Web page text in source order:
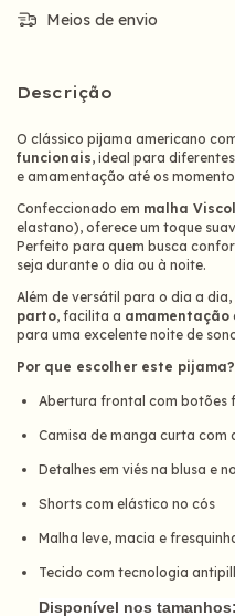
Meios de envio
Descrição
O clássico pijama americano
funcionais, ideal para
e amamentação até os
Confeccionado em malha
elastano), oferece um toque
Perfeito para quem busca
seja durante o dia ou à noite.
Além de versátil para o dia a
parto, facilita a amamentação
para uma excelente noite de
Por que escolher este pijama?
Abertura frontal com botões
Camisa de manga curta
Detalhes em viés na blusa e
Shorts com elástico no cós
Malha leve, macia e
Tecido com tecnologia
Disponível nos tamanhos: